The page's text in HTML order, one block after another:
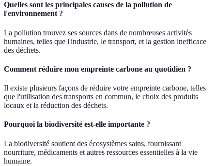
Quelles sont les principales causes de la pollution de
l'environnement ?
La pollution trouvez ses sources dans de nombreuses activités
humaines, telles que l'industrie, le transport, et la gestion inefficace
des déchets.
Comment réduire mon empreinte carbone au quotidien ?
Il existe plusieurs façons de réduire votre empreinte carbone, telles
que l'utilisation des transports en commun, le choix des produits
locaux et la réduction des déchets.
Pourquoi la biodiversité est-elle importante ?
La biodiversité soutient des écosystèmes sains, fournissant
nourriture, médicaments et autres ressources essentielles à la vie
humaine.